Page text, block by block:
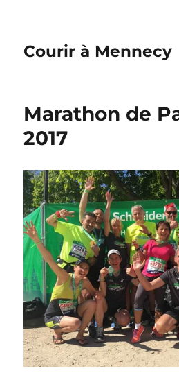
Courir à Mennecy
Marathon de
2017